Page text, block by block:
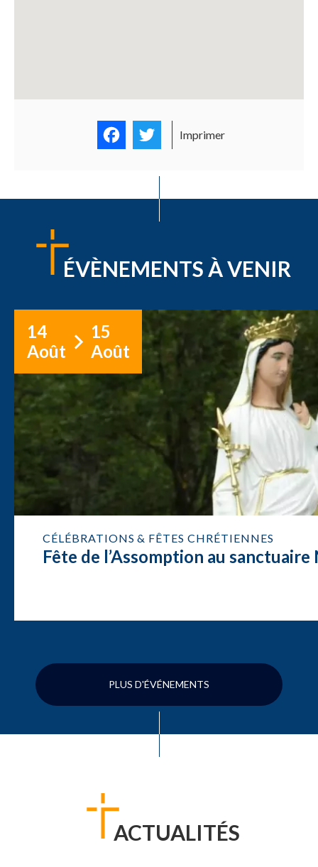
FacebookTwitter
Imprimer
ÉVÈNEMENTS À VENIR
14
Août
15
Août
CÉLÉBRATIONS & FÊTES CHRÉTIENNES
Fête de l’Assomption au
PLUS D'ÉVÉNEMENTS
ACTUALITÉS